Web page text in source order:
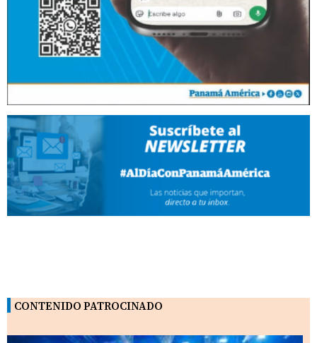
CONTENIDO PATROCINADO